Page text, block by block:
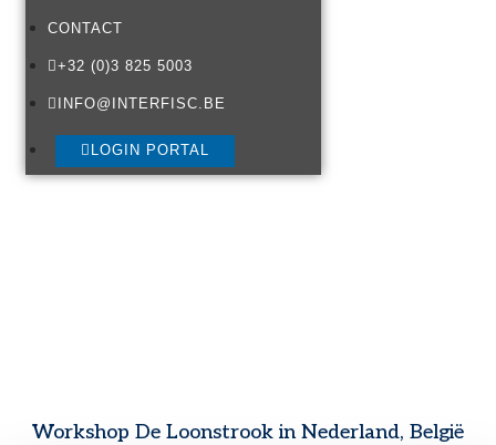
CONTACT
+32 (0)3 825 5003
INFO@INTERFISC.BE
LOGIN PORTAL
Workshop De Loonstrook in Nederland, België